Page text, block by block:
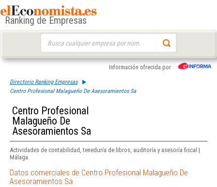
Ranking de Empresas
Información ofrecida por
Directorio Ranking Empresas
Centro Profesional Malagueño De Asesoramientos Sa
Centro Profesional
Malagueño De
Asesoramientos Sa
Actividades de contabilidad, teneduría de libros, auditoría y asesoría fiscal |
Málaga
Datos comerciales de Centro Profesional Malagueño De
Asesoramientos Sa